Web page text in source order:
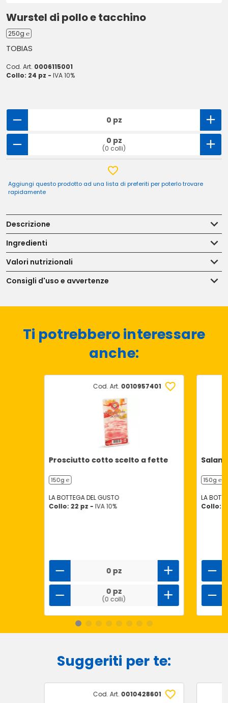
Wurstel di pollo e tacchino
250g ℮
TOBIAS
Cod. Art. 0006115001
Collo: 24 pz - IVA 10%
0 pz
0 pz
(0 colli)
Aggiungi questo prodotto ad una lista di preferiti per poterlo trovare
rapidamente
Descrizione
Ingredienti
Valori nutrizionali
Consigli d'uso e avvertenze
Ti potrebbero interessare
anche:
Cod. Art. 0010957401
Prosciutto cotto scelto a fette
150g ℮
LA BOTTEGA DEL GUSTO
Collo: 22 pz - IVA 10%
0 pz
0 pz
(0 colli)
150g ℮
LA
Collo:
Suggeriti per te:
Cod. Art. 0010428601